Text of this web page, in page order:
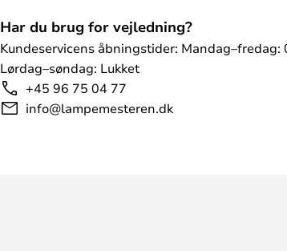
Har du brug for vejledning?
Kundeservicens åbningstider: Mandag–fredag:
Lørdag–søndag: Lukket
+45 96 75 04 77
info@lampemesteren.dk